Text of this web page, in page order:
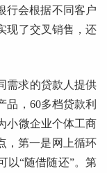
行会根据不同客户
现了交叉销售，还
需求的贷款人提供
品，60多档贷款利
小微企业个体工商
，第一是网上循环
以“随借随还”。第